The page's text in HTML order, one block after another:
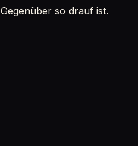
so drauf ist.